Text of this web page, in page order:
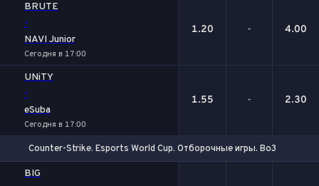
BRUTE
-
NAVI Junior
Сегодня в 17:00
1.20 - 4.00
UNiTY
-
eSuba
Сегодня в 17:00
1.55 - 2.30
Counter-Strike. Esports World Cup. Отборочные игры. Bo3
BIG